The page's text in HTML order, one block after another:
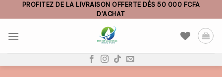
to
PROFITEZ DE LA LIVRAISON OFFERTE DÈS 50 000 FCFA
D’ACHAT